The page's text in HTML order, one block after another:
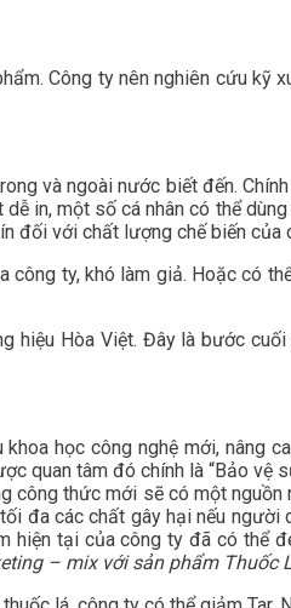
Công ty nên nghiên cứu kỹ
và ngoài nước biết đến.
in, một số cá nhân có thể
đối với chất lượng chế biến
ty, khó làm giả. Hoặc có
hiệu Hòa Việt. Đây là bước
học công nghệ mới, nâng
quan tâm đó chính là “Bảo vệ
công thức mới sẽ có một
đa các chất gây hại nếu
tại của công ty đã có thể
– mix với sản phẩm Thuốc